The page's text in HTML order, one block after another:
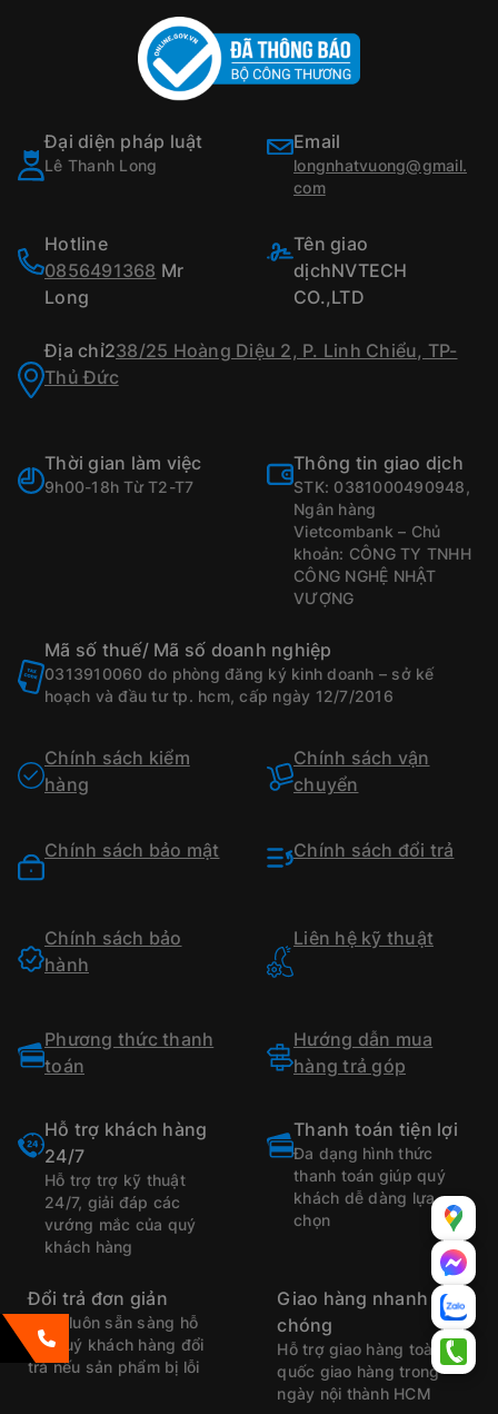
Đại diện pháp luật
Lê Thanh Long
Email
longnhatvuong@gmail.
com
Hotline
0856491368 Mr
Long
Tên giao
dịchNVTECH
CO.,LTD
Địa chỉ238/25 Hoàng Diệu 2, P. Linh Chiểu, TP-
Thủ Đức
Thời gian làm việc
9h00-18h Từ T2-T7
Thông tin giao dịch
STK: 0381000490948,
Ngân hàng
Vietcombank – Chủ
khoản: CÔNG TY TNHH
CÔNG NGHỆ NHẬT
VƯỢNG
Mã số thuế/ Mã số doanh nghiệp
0313910060 do phòng đăng ký kinh doanh – sở kế
hoạch và đầu tư tp. hcm, cấp ngày 12/7/2016
Chính sách kiểm
hàng
Chính sách vận
chuyển
Chính sách bảo mật Chính sách đổi trả
Chính sách bảo
hành
Liên hệ kỹ thuật
Phương thức thanh
toán
Hướng dẫn mua
hàng trả góp
Hỗ trợ khách hàng
24/7
Hỗ trợ trợ kỹ thuật
24/7, giải đáp các
vướng mắc của quý
khách hàng
Thanh toán tiện lợi
Đa dạng hình thức
thanh toán giúp quý
khách dễ dàng lựa
chọn
Đổi trả đơn giản
Luôn luôn sẵn sàng hỗ
trợ quý khách hàng đổi
trả nếu sản phẩm bị lỗi
Giao hàng nhanh
chóng
Hỗ trợ giao hàng toàn
quốc giao hàng trong
ngày nội thành HCM